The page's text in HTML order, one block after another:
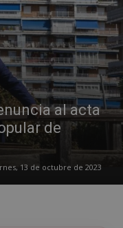
al acta
de
13 de octubre de 2023